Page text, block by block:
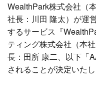
WealthPark株式会社（
社長：川田 隆太）が運
するサービス『
ティング株式会社（本
長：田所 康二、以下「
されることが決定いたし